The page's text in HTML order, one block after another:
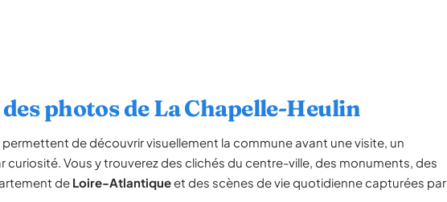
photos de La Chapelle-Heulin
permettent de découvrir visuellement la commune avant une visite, un
Vous y trouverez des clichés du centre-ville, des monuments, des
de Loire-Atlantiqueet des scènes de vie quotidienne capturées par